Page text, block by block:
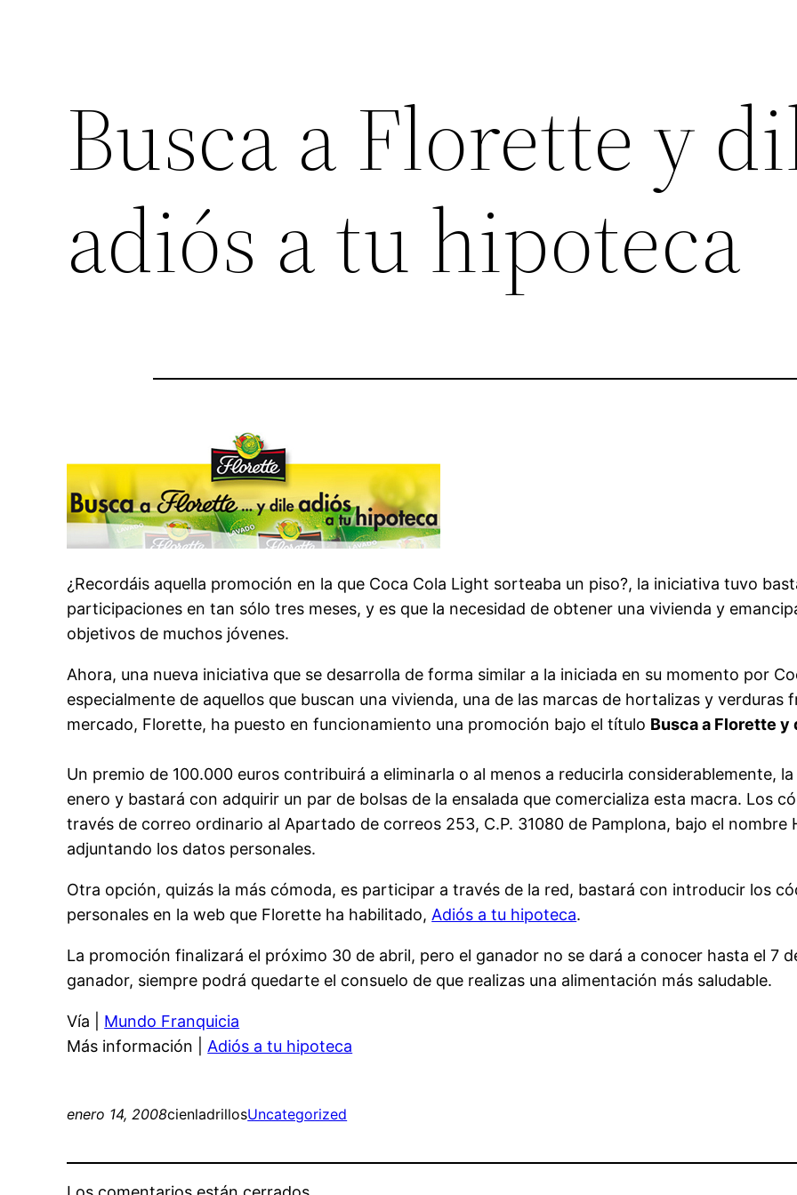
Busca a Florette y
adiós a tu hipoteca
¿Recordáis aquella promoción en la que Coca Cola Light sorteaba un piso?, la iniciativa tuvo
participaciones en tan sólo tres meses, y es que la necesidad de obtener una vivienda y
objetivos de muchos jóvenes.
Ahora, una nueva iniciativa que se desarrolla de forma similar a la iniciada en su momento por
especialmente de aquellos que buscan una vivienda, una de las marcas de hortalizas y verduras
mercado, Florette, ha puesto en funcionamiento una promoción bajo el título Busca a Florette y
Un premio de 100.000 euros contribuirá a eliminarla o al menos a reducirla considerablemente,
enero y bastará con adquirir un par de bolsas de la ensalada que comercializa esta macra. Los
través de correo ordinario al Apartado de correos 253, C.P. 31080 de Pamplona, bajo el
adjuntando los datos personales.
Otra opción, quizás la más cómoda, es participar a través de la red, bastará con introducir los
personales en la web que Florette ha habilitado, Adiós a tu hipoteca.
La promoción finalizará el próximo 30 de abril, pero el ganador no se dará a conocer hasta el 7
ganador, siempre podrá quedarte el consuelo de que realizas una alimentación más saludable.
Vía | Mundo Franquicia
Más información | Adiós a tu hipoteca
enero 14, 2008cienladrillosUncategorized